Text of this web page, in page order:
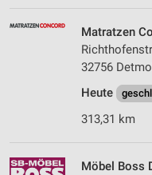
Matratzen
32756
Heute
313,31 km
Möbel Boss